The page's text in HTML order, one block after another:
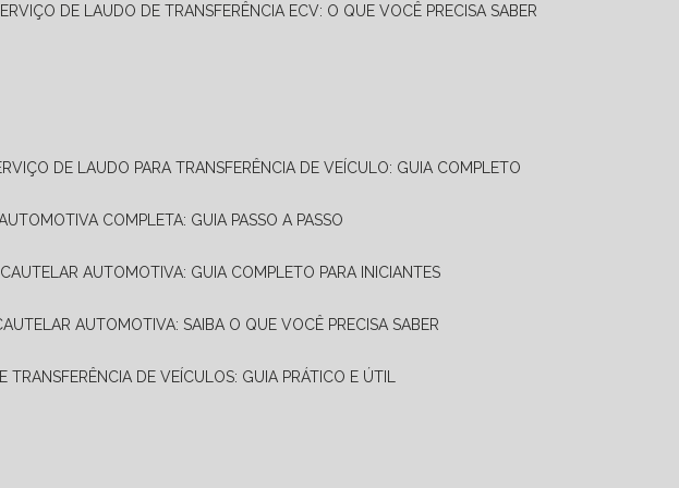
SERVIÇO DE LAUDO DE TRANSFERÊNCIA ECV: O QUE VOCÊ PRECISA SABER
DE LAUDO PARA TRANSFERÊNCIA DE VEÍCULO: GUIA COMPLETO
COMPLETA: GUIA PASSO A PASSO
CAUTELAR AUTOMOTIVA: GUIA COMPLETO PARA INICIANTES
AUTOMOTIVA: SAIBA O QUE VOCÊ PRECISA SABER
TRANSFERÊNCIA DE VEÍCULOS: GUIA PRÁTICO E ÚTIL